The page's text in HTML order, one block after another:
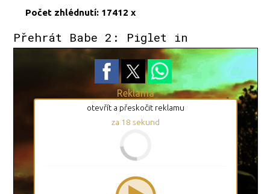
Počet zhlédnutí: 17412 x
Přehrát Babe 2: Piglet in
Reklama
otevřít a přeskočit reklamu
za 17 sekund